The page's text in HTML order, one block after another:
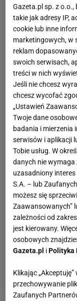
Gazeta.pl sp. z
takie jak adresy IP,
cookie lub inne
marketingowych, w
reklam
swoich serwisach,
treści w nich
Jeśli nie chcesz
chcesz wycofać
„Ustawień
Twoje dane
badania i
serwisów i aplikacji
Tobie usług. W
danych nie
uzasadniony interes
S.A. – lub
możesz się
Zaawansowanych”
zależności od
jest kierowany.
osobowych
Gazeta.pl iPolityka
Klikając
przechowywanie
Zaufanych